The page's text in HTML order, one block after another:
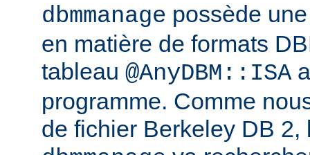
dbmmanage possède
en matière de formats
tableau @AnyDBM::ISA
programme. Comme
de fichier Berkeley DB